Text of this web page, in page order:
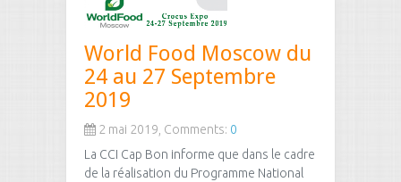
World Food Moscow du
24 au 27 Septembre
2019
2 mai 2019, Comments: 0
La CCI Cap Bon informe que dans le cadre
de la réalisation du Programme National